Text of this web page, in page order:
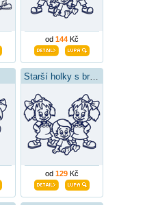
od 144 Kč
Starší holky s bráškou
od 129 Kč